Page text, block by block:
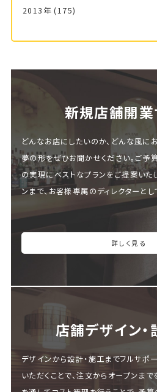
2013年 (175)
新規店舗開業
どんなお店にしたいのか、どんな風に
夢の形をぜひお聞かせください。ご予
の実現にベストなプランをご提案いた
ンまで、お客様専属のディレクターとし
詳しく見る
店舗デザイン・
デザインから設計・施工までフルサポ
いただくことで、注文からオープンまで